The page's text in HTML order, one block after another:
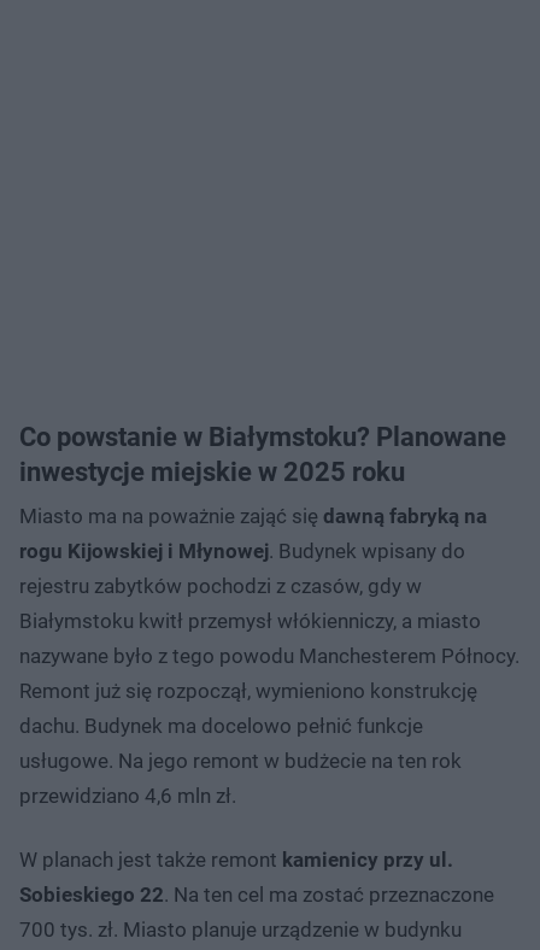
Co powstanie w Białymstoku? Planowane
inwestycje miejskie w 2025 roku
Miasto ma na poważnie zająć się dawną fabryką na
rogu Kijowskiej i Młynowej. Budynek wpisany do
rejestru zabytków pochodzi z czasów, gdy w
Białymstoku kwitł przemysł włókienniczy, a miasto
nazywane było z tego powodu Manchesterem Północy.
Remont już się rozpoczął, wymieniono konstrukcję
dachu. Budynek ma docelowo pełnić funkcje
usługowe. Na jego remont w budżecie na ten rok
przewidziano 4,6 mln zł.
W planach jest także remont kamienicy przy ul.
Sobieskiego 22. Na ten cel ma zostać przeznaczone
700 tys. zł. Miasto planuje urządzenie w budynku